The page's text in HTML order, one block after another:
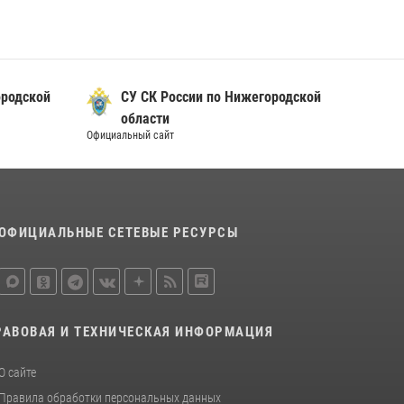
Нижегородские росгвардейцы за
прошедшую неделю выезжали более 600 раз
по сигналу «тревога»
СУ СК России по Нижегородской
области
Официальный сайт
СЕТЕВЫЕ РЕСУРСЫ
И ТЕХНИЧЕСКАЯ ИНФОРМАЦИЯ
О сайте
Правила обработки персональных данных